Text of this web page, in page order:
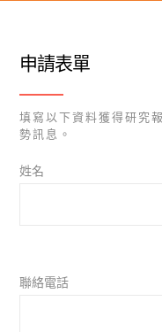
申請表單
填寫以下資料獲得研究
勢訊息。
姓名
聯絡電話